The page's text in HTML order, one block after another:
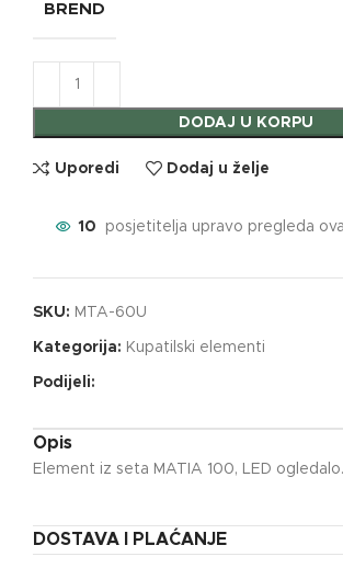
BREND
DODAJ U KORPU
Uporedi Dodaj u želje
10 posjetitelja upravo pregleda
SKU: MTA-60U
Kategorija: Kupatilski elementi
Podijeli:
Opis
Element iz seta MATIA 100, LED ogledalo.
DOSTAVA I PLAĆANJE